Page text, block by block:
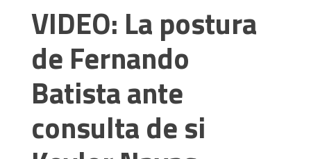
VIDEO: La postura
de Fernando
Batista ante
consulta de si